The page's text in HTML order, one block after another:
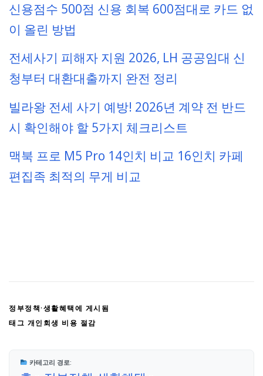
신용점수 500점 신용 회복 600점대로 카드 없
이 올린 방법
전세사기 피해자 지원 2026, LH 공공임대 신
청부터 대환대출까지 완전 정리
빌라왕 전세 사기 예방! 2026년 계약 전 반드
시 확인해야 할 5가지 체크리스트
맥북 프로 M5 Pro 14인치 비교 16인치 카페
편집족 최적의 무게 비교
정부정책·생활혜택에 게시됨
태그 개인회생 비용 절감
카테고리 경로: